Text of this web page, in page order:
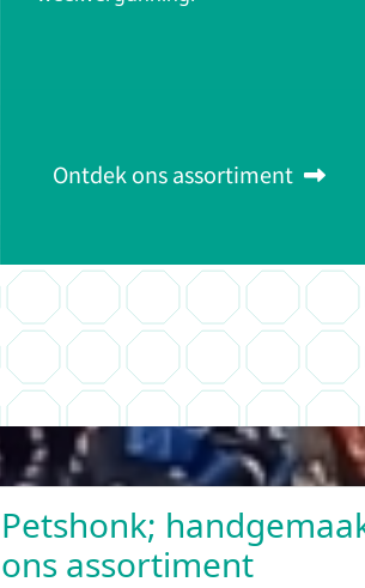
Ontdek ons assortiment
Petshonk;
ons assortiment